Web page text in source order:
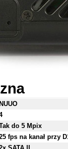
NUUO
do 5 Mpix
fps na kanał przy